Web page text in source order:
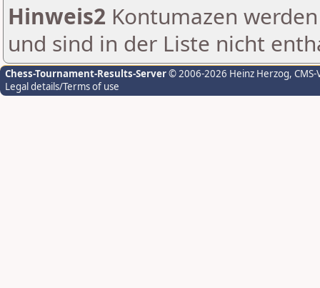
Hinweis2 Kontumazen
und sind in der Liste nicht
Chess-Tournament-Results-Server© 2006-2026 Heinz Herzog,
Legal details/Terms of use